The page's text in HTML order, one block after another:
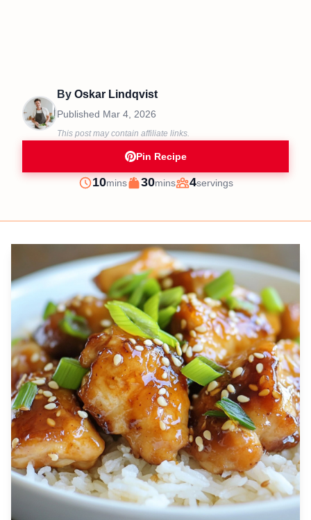
By Oskar Lindqvist
Published Mar 4, 2026
This post may contain affiliate links.
Pin Recipe
Prep
10minutes
mins
Cook
30minutes
mins
Servings
4servings